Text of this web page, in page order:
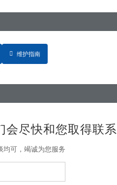
维护指南
会尽快和您取得联系
均可，竭诚为您服务